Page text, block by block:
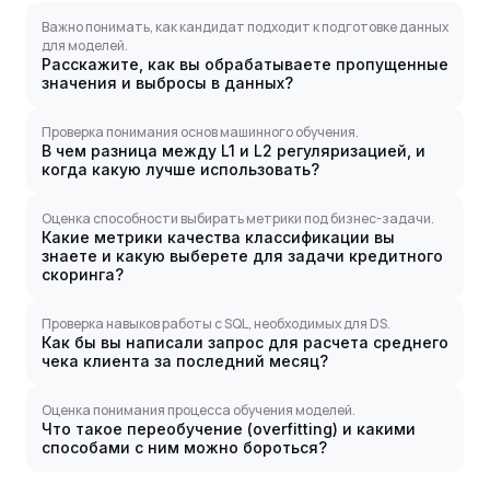
Важно понимать, как кандидат подходит к подготовке данных
для моделей.
Расскажите, как вы обрабатываете пропущенные
значения и выбросы в данных?
Проверка понимания основ машинного обучения.
В чем разница между L1 и L2 регуляризацией, и
когда какую лучше использовать?
Оценка способности выбирать метрики под бизнес-задачи.
Какие метрики качества классификации вы
знаете и какую выберете для задачи кредитного
скоринга?
Проверка навыков работы с SQL, необходимых для DS.
Как бы вы написали запрос для расчета среднего
чека клиента за последний месяц?
Оценка понимания процесса обучения моделей.
Что такое переобучение (overfitting) и какими
способами с ним можно бороться?